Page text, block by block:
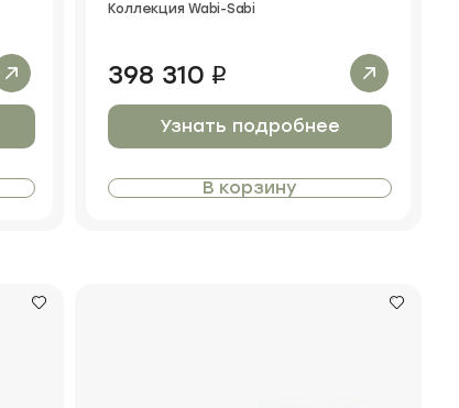
Коллекция Wabi-Sabi
398 310 i
Узнать подробнее
В корзину